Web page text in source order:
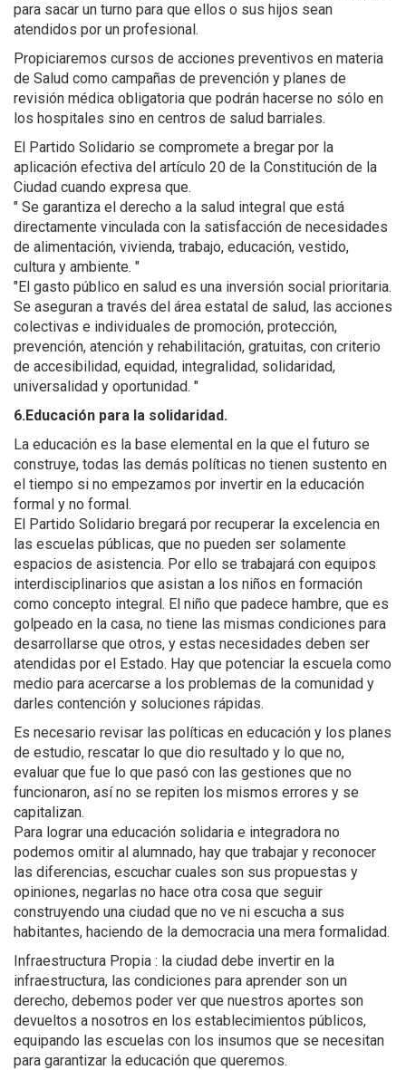
para sacar un turno para que ellos o sus hijos sean
atendidos por un profesional.
Propiciaremos cursos de acciones preventivos en materia
de Salud como campañas de prevención y planes de
revisión médica obligatoria que podrán hacerse no sólo en
los hospitales sino en centros de salud barriales.
El Partido Solidario se compromete a bregar por la
aplicación efectiva del artículo 20 de la Constitución de la
Ciudad cuando expresa que.
" Se garantiza el derecho a la salud integral que está
directamente vinculada con la satisfacción de necesidades
de alimentación, vivienda, trabajo, educación, vestido,
cultura y ambiente. "
"El gasto público en salud es una inversión social prioritaria.
Se aseguran a través del área estatal de salud, las acciones
colectivas e individuales de promoción, protección,
prevención, atención y rehabilitación, gratuitas, con criterio
de accesibilidad, equidad, integralidad, solidaridad,
universalidad y oportunidad. "
6.Educación para la solidaridad.
La educación es la base elemental en la que el futuro se
construye, todas las demás políticas no tienen sustento en
el tiempo si no empezamos por invertir en la educación
formal y no formal.
El Partido Solidario bregará por recuperar la excelencia en
las escuelas públicas, que no pueden ser solamente
espacios de asistencia. Por ello se trabajará con equipos
interdisciplinarios que asistan a los niños en formación
como concepto integral. El niño que padece hambre, que es
golpeado en la casa, no tiene las mismas condiciones para
desarrollarse que otros, y estas necesidades deben ser
atendidas por el Estado. Hay que potenciar la escuela como
medio para acercarse a los problemas de la comunidad y
darles contención y soluciones rápidas.
Es necesario revisar las políticas en educación y los planes
de estudio, rescatar lo que dio resultado y lo que no,
evaluar que fue lo que pasó con las gestiones que no
funcionaron, así no se repiten los mismos errores y se
capitalizan.
Para lograr una educación solidaria e integradora no
podemos omitir al alumnado, hay que trabajar y reconocer
las diferencias, escuchar cuales son sus propuestas y
opiniones, negarlas no hace otra cosa que seguir
construyendo una ciudad que no ve ni escucha a sus
habitantes, haciendo de la democracia una mera formalidad.
Infraestructura Propia : la ciudad debe invertir en la
infraestructura, las condiciones para aprender son un
derecho, debemos poder ver que nuestros aportes son
devueltos a nosotros en los establecimientos públicos,
equipando las escuelas con los insumos que se necesitan
para garantizar la educación que queremos.